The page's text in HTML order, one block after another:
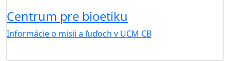
Centrum pre bioetiku
Informácie o misii a ľuďoch v UCM CB